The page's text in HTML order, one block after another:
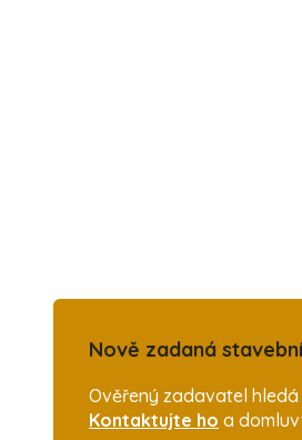
Nově zadaná
Ověřený zadavatel
Kontaktujte ho a